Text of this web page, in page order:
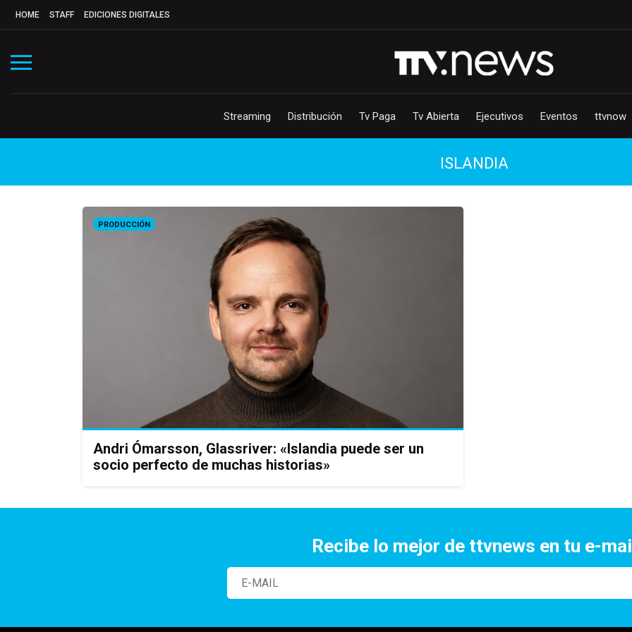
HOME STAFF EDICIONES DIGITALES
Streaming Distribución Tv Paga Tv Abierta Ejecutivos Eventos ttvnow
ISLANDIA
PRODUCCIÓN
Andri Ómarsson, Glassriver: «Islandia puede ser un
socio perfecto de muchas historias»
Recibe lo mejor de ttvnews en tu e-